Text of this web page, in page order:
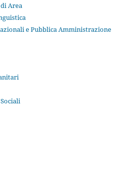
Area
e Pubblica Amministrazione